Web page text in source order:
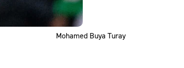
Mohamed Buya Turay